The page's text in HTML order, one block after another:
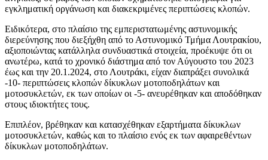
εγκληματική οργάνωση και διακεκριμένες περιπτώσεις κλοπών.
Ειδικότερα, στο πλαίσιο της εμπεριστατωμένης αστυνομικής
διερεύνησης που διεξήχθη από το Αστυνομικό Τμήμα Λουτρακίου,
αξιοποιώντας κατάλληλα συνδυαστικά στοιχεία, προέκυψε ότι οι
ανωτέρω, κατά το χρονικό διάστημα από τον Αύγουστο του 2023
έως και την 20.1.2024, στο Λουτράκι, είχαν διαπράξει συνολικά
-10- περιπτώσεις κλοπών δίκυκλων μοτοποδηλάτων και
μοτοσυκλετών, εκ των οποίων οι -5- ανευρέθηκαν και αποδόθηκαν
στους ιδιοκτήτες τους.
Επιπλέον, βρέθηκαν και κατασχέθηκαν εξαρτήματα δίκυκλων
μοτοσυκλετών, καθώς και το πλαίσιο ενός εκ των αφαιρεθέντων
δίκυκλων μοτοποδηλάτων.